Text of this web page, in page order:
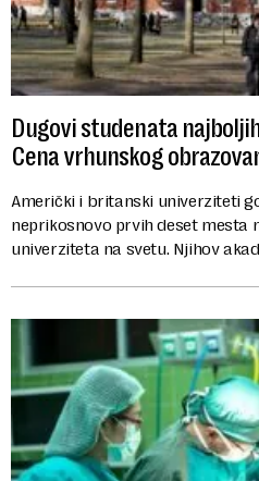
Dugovi studenata
Cena vrhunskog
Američki i britanski univerziteti
neprikosnovo prvih deset mesta
univerziteta na svetu. Njihov